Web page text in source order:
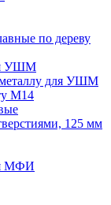
по дереву
УШМ
для УШМ
M14
125 мм
МФИ